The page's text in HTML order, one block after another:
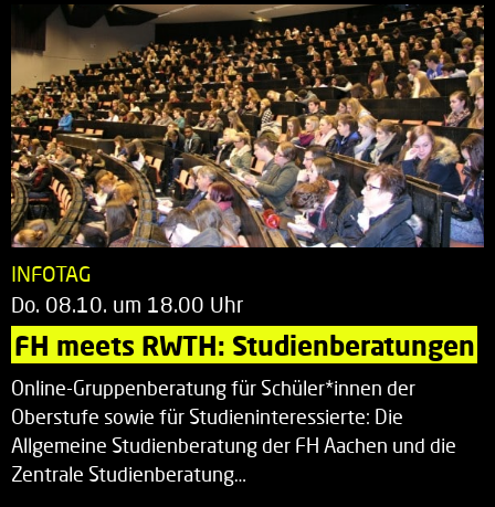
INFOTAG
Do. 08.10. um 18.00 Uhr
FH meets RWTH: Studienberatungen
Online-Gruppenberatung für Schüler*innen der
Oberstufe sowie für Studieninteressierte: Die
Allgemeine Studienberatung der FH Aachen und die
Zentrale Studienberatung…